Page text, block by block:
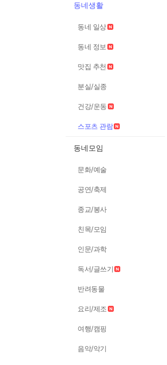
동네생활
동네 일상
동네 정보
맛집 추천
분실/실종
건강/운동
스포츠 관람
동네모임
문화/예술
공연/축제
종교/봉사
친목/모임
인문/과학
독서/글쓰기
반려동물
요리/제조
여행/캠핑
음악/악기